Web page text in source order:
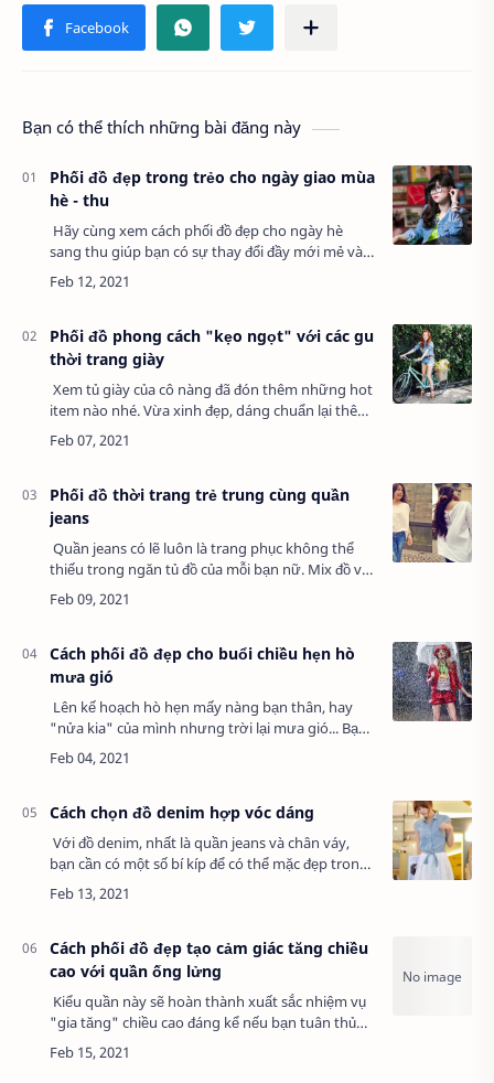
Bạn có thể thích những bài đăng này
Phối đồ đẹp trong trẻo cho ngày giao mùa
hè - thu
Hãy cùng xem cách phối đồ đẹp cho ngày hè
sang thu giúp bạn có sự thay đổi đầy mới mẻ và
trở thành một cô nàng đa phong cách. Những
chiếc váy hoa nhí cùng màu sắc ngọt ngào, …
Phối đồ phong cách "kẹo ngọt" với các gu
thời trang giày
Xem tủ giày của cô nàng đã đón thêm những hot
item nào nhé. Vừa xinh đẹp, dáng chuẩn lại thêm
gu thẩm mỹ rất riêng nên cô nàng trở thành icon
hoàn hảo trong lòng nhiều tín đồ…
Phối đồ thời trang trẻ trung cùng quần
jeans
Quần jeans có lẽ luôn là trang phục không thể
thiếu trong ngăn tủ đồ của mỗi bạn nữ. Mix đồ với
quần jeans không hẳn khó, nhưng làm thế nào
để bạn vừa nổi bật và cá tính, vừa…
Cách phối đồ đẹp cho buổi chiều hẹn hò
mưa gió
Lên kế hoạch hò hẹn mấy nàng bạn thân, hay
"nửa kia" của mình nhưng trời lại mưa gió... Bạn
phân vân nên phối đồ như thế nào để cứu vãn
thời tiết u ám, ẩm ướt?Không ít nàng c…
Cách chọn đồ denim hợp vóc dáng
Với đồ denim, nhất là quần jeans và chân váy,
bạn cần có một số bí kíp để có thể mặc đẹp trong
mọi thời điểm.Đồ denim với nét khỏe khoắn được
các tín đồ chọn lựa khi muốn làm…
Cách phối đồ đẹp tạo cảm giác tăng chiều
cao với quần ống lửng
Kiểu quần này sẽ hoàn thành xuất sắc nhiệm vụ
"gia tăng" chiều cao đáng kể nếu bạn tuân thủ
theo những nguyễn tắc phối đồ ngay sau đây.
Quần ống lửng vốn được biết tới như mó…